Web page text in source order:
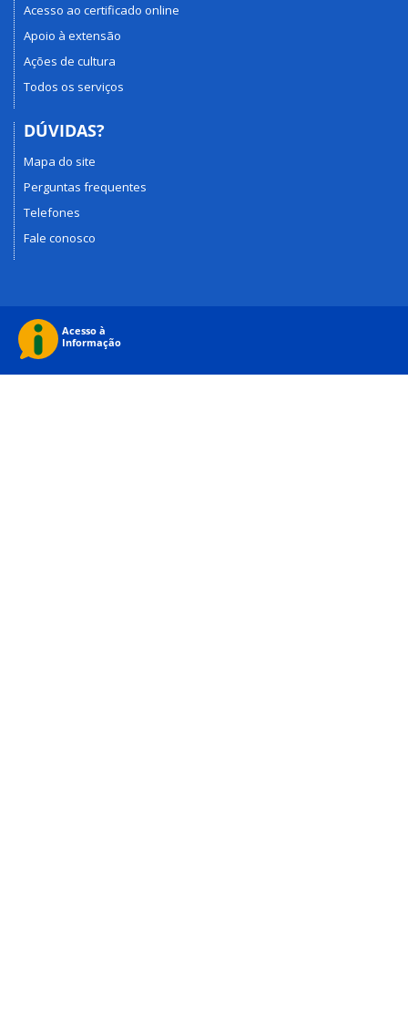
Acesso ao certificado online
Apoio à extensão
Ações de cultura
Todos os serviços
DÚVIDAS?
Mapa do site
Perguntas frequentes
Telefones
Fale conosco